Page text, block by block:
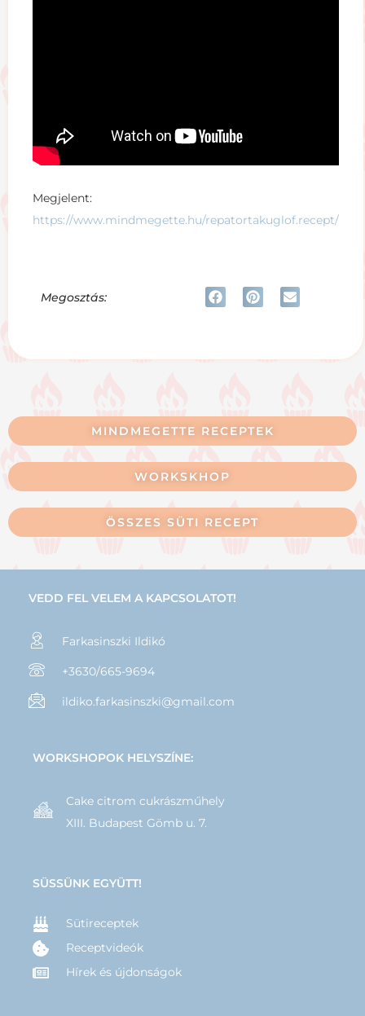
Megjelent:
https://www.mindmegette.hu/repatortakuglof.recept/
Megosztás:
MINDMEGETTE RECEPTEK
WORKSKHOP
ÖSSZES SÜTI RECEPT
VEDD FEL VELEM A KAPCSOLATOT!
Farkasinszki Ildikó
+3630/665-9694
ildiko.farkasinszki@gmail.com
WORKSHOPOK HELYSZÍNE:
Cake citrom cukrászműhely
XIII. Budapest Gömb u. 7.
SÜSSÜNK EGYÜTT!
Sütireceptek
Receptvideók
Hírek és újdonságok